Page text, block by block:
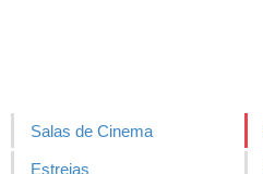
Salas de Cinema
Estreias